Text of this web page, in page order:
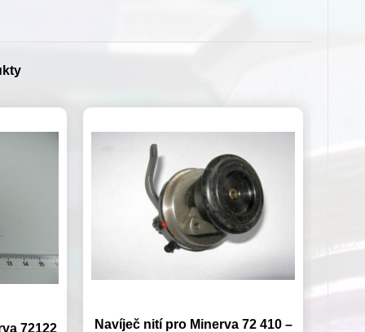
72122
Navíječ nití pro Minerva 72 410 –